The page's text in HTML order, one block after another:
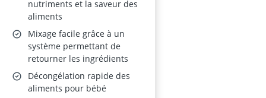
nutriments et la saveur des
aliments
Mixage facile grâce à un
système permettant de
retourner les ingrédients
Décongélation rapide des
aliments pour bébé